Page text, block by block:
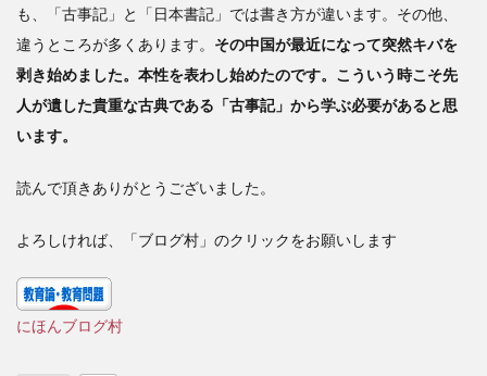
も、「古事記」と「日本書記」では書き方が違います。その他、
違うところが多くあります。 その中国が最近になって突然キバを
剥き始めました。本性を表わし始めたのです。こういう時こそ先
人が遺した貴重な古典である「古事記」から学ぶ必要があると思
います。
読んで頂きありがとうございました。
よろしければ、「ブログ村」のクリックをお願いします
にほんブログ村